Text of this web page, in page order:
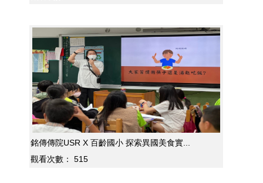
銘傳傳院USR X 百齡國小 探索異國美食實...
觀看次數：
515